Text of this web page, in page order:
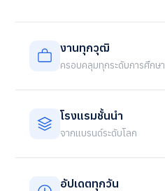
งานทุกวุฒิ
ครอบคลุมทุกระดับการศึกษา
โรงแรมชั้นนำ
จากแบรนด์ระดับโลก
อัปเดตทุกวัน